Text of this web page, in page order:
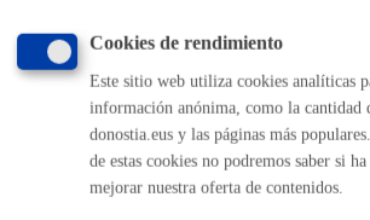
Reserva de la Sala de Prensa abierta
ONLINE
PRESENCIAL
TELÉFONO
MÁQUINA
Cookies de rendimiento
Este sitio web utiliza cookies analíticas
información anónima, como la cantidad
donostia.eus y las páginas más
de estas cookies no podremos saber si
mejorar nuestra oferta de contenidos.